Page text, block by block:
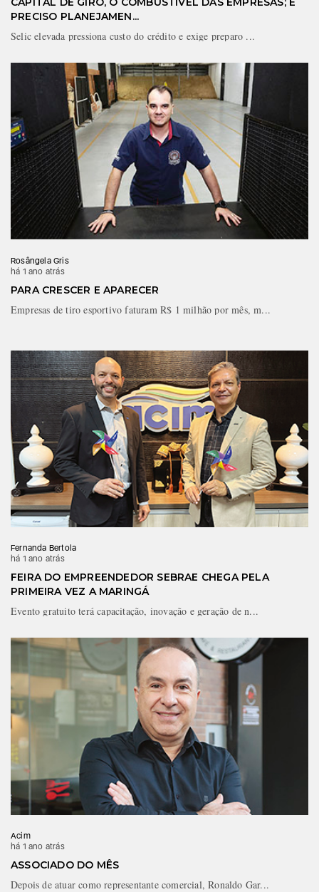
PRECISO PLANEJAMEN...
Selic elevada pressiona custo do crédito e exige preparo ...
Rosângela Gris
há 1 ano atrás
PARA CRESCER E APARECER
Empresas de tiro esportivo faturam R$ 1 milhão por mês, m...
Fernanda Bertola
há 1 ano atrás
FEIRA DO EMPREENDEDOR SEBRAE CHEGA PELA
PRIMEIRA VEZ A MARINGÁ
Evento gratuito terá capacitação, inovação e geração de n...
Acim
há 1 ano atrás
ASSOCIADO DO MÊS
Depois de atuar como representante comercial, Ronaldo Gar...